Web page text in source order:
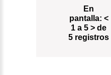
En
pantalla: <
1 a 5 > de
5 registros